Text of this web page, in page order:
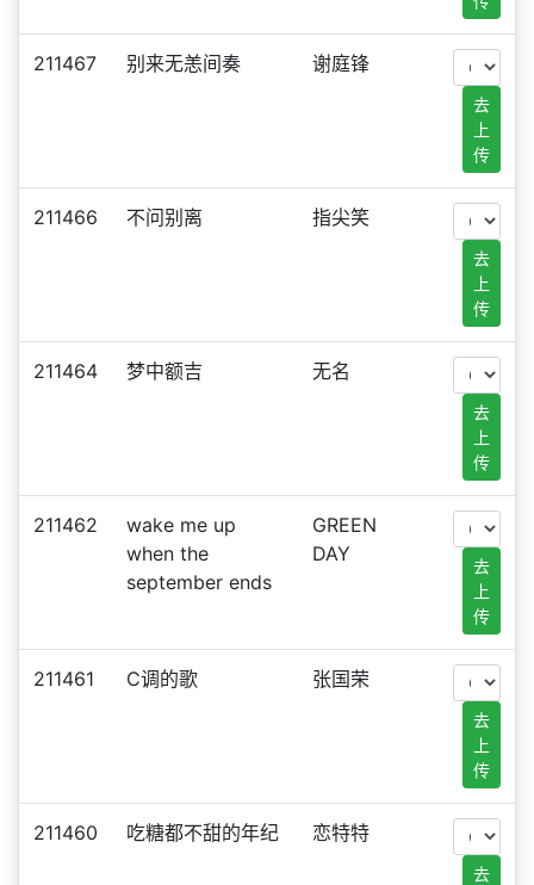
211467 别来无恙间奏 谢庭锋
去
上
传
211466 不问别离 指尖笑
去
上
传
211464 梦中额吉 无名
去
上
传
211462
wake me up
when the
september ends
GREEN
DAY
去
上
传
211461 C调的歌 张国荣
去
上
传
211460 吃糖都不甜的年纪 恋特特
去